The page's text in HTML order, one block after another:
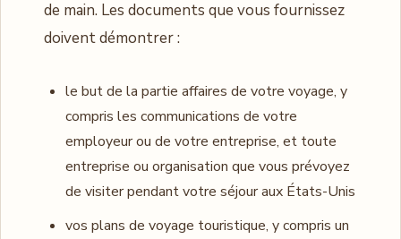
de main. Les documents que vous fournissez
doivent démontrer :
le but de la partie affaires de votre voyage, y
compris les communications de votre
employeur ou de votre entreprise, et toute
entreprise ou organisation que vous prévoyez
de visiter pendant votre séjour aux États-Unis
vos plans de voyage touristique, y compris un